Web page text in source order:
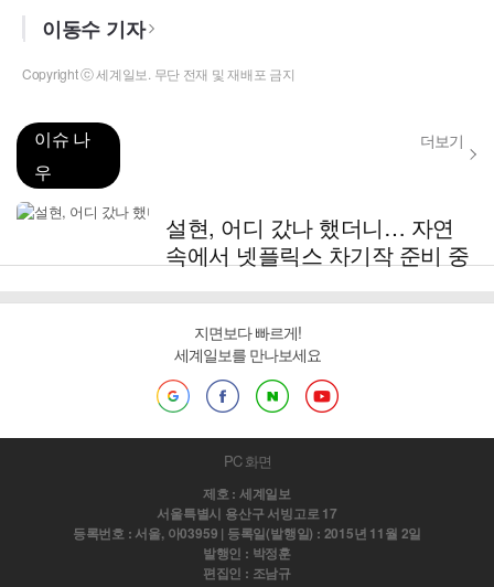
이동수 기자
Copyright ⓒ 세계일보. 무단 전재 및 재배포 금지
이슈 나
우
더보기
설현, 어디 갔나 했더니… 자연
속에서 넷플릭스 차기작 준비 중
지면보다 빠르게!
세계일보를 만나보세요
PC 화면
제호 : 세계일보
서울특별시 용산구 서빙고로 17
등록번호 : 서울, 아03959 | 등록일(발행일) : 2015년 11월 2일
발행인 : 박정훈
편집인 : 조남규